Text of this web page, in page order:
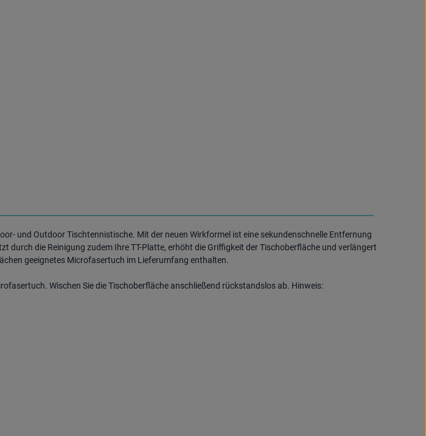
und Outdoor Tischtennistische. Mit der neuen Wirkformel ist eine sekundenschnelle Entfernung
die Reinigung zudem Ihre TT-Platte, erhöht die Griffigkeit der Tischoberfläche und verlängert
geeignetes Microfasertuch im Lieferumfang enthalten.
Wischen Sie die Tischoberfläche anschließend rückstandslos ab. Hinweis: